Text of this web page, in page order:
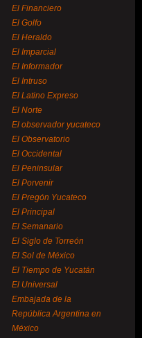
El Financiero
El Golfo
El Heraldo
El Imparcial
El Informador
El Intruso
El Latino Expreso
El Norte
El observador yucateco
El Observatorio
El Occidental
El Peninsular
El Porvenir
El Pregón Yucateco
El Principal
El Semanario
El Siglo de Torreón
El Sol de México
El Tiempo de Yucatán
El Universal
Embajada de la
República Argentina en
México